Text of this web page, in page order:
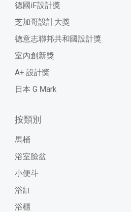
德國iF設計獎
芝加哥設計大獎
德意志聯邦共和國設計獎
室內創新獎
A+ 設計獎
日本 G Mark
按類別
馬桶
浴室臉盆
小便斗
浴缸
浴櫃